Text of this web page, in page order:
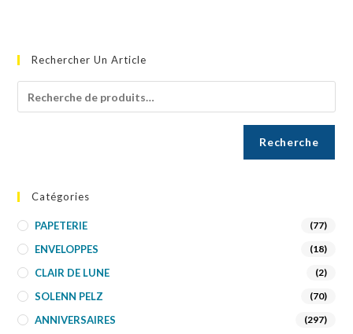
Rechercher Un Article
Recherche
Catégories
PAPETERIE (77)
ENVELOPPES (18)
CLAIR DE LUNE (2)
SOLENN PELZ (70)
ANNIVERSAIRES (297)